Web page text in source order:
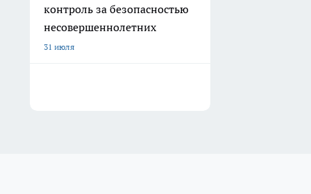
контроль за безопасностью
несовершеннолетних
31 июля